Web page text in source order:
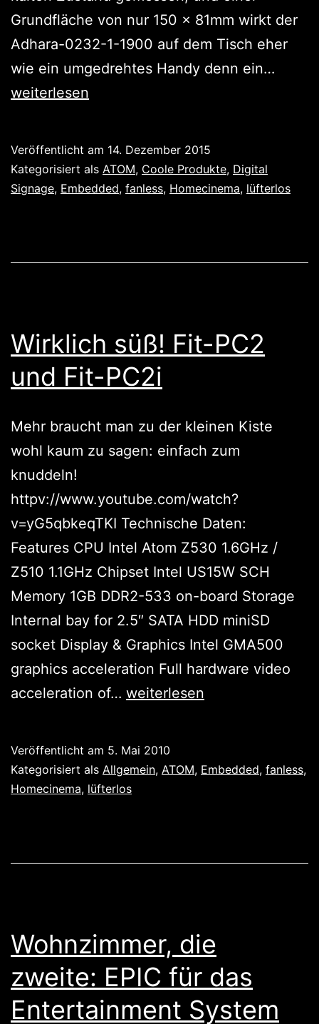
Grundfläche von nur 150 x 81mm wirkt der
Adhara-0232-1-1900 auf dem Tisch eher
wie ein umgedrehtes Handy denn ein…
weiterlesen
Veröffentlicht am 14. Dezember 2015
Kategorisiert als ATOM, Coole Produkte, Digital
Signage, Embedded, fanless, Homecinema, lüfterlos
Wirklich süß! Fit-PC2
und Fit-PC2i
Mehr braucht man zu der kleinen Kiste
wohl kaum zu sagen: einfach zum
knuddeln!
httpv://www.youtube.com/watch?
v=yG5qbkeqTKI Technische Daten:
Features CPU Intel Atom Z530 1.6GHz /
Z510 1.1GHz Chipset Intel US15W SCH
Memory 1GB DDR2-533 on-board Storage
Internal bay for 2.5″ SATA HDD miniSD
socket Display & Graphics Intel GMA500
graphics acceleration Full hardware video
acceleration of… Wirklich
PC2
und
weiterlesen
Veröffentlicht am 5. Mai 2010
Kategorisiert als Allgemein, ATOM, Embedded, fanless,
Homecinema, lüfterlos
Wohnzimmer, die
zweite: EPIC für das
Entertainment System